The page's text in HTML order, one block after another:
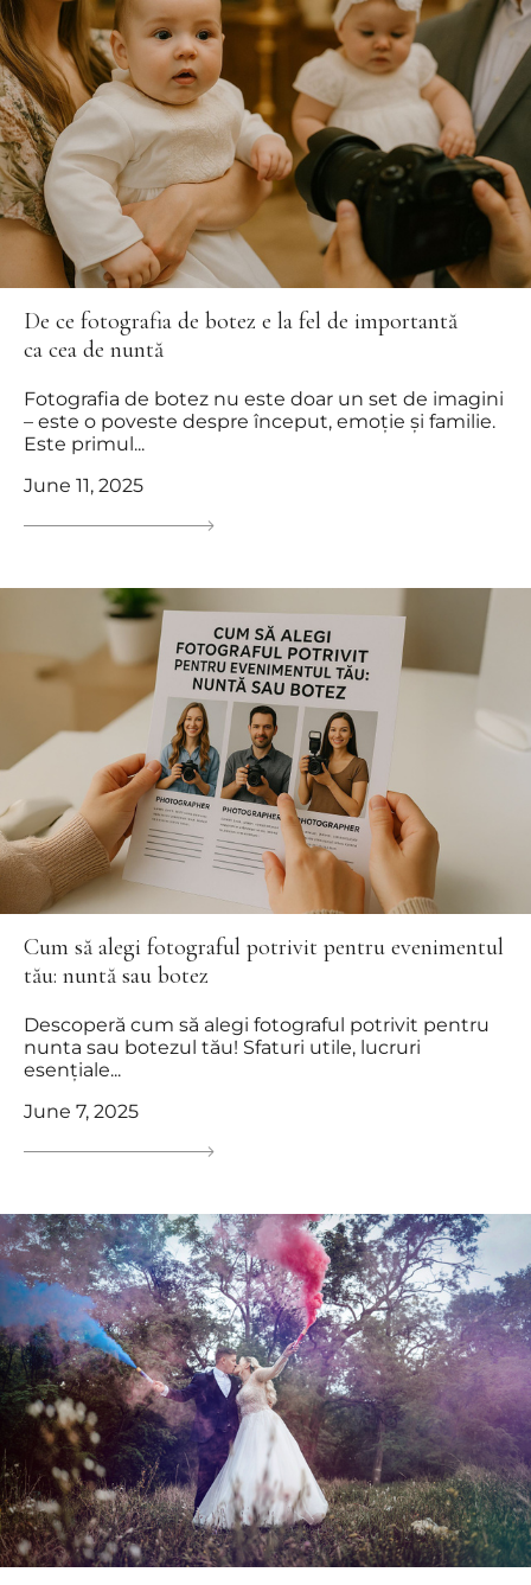
De ce fotografia de botez e la fel de importantă
ca cea de nuntă
Fotografia de botez nu este doar un set de imagini
– este o poveste despre început, emoție și familie.
Este primul...
June 11, 2025
Cum să alegi fotograful potrivit pentru evenimentul
tău: nuntă sau botez
Descoperă cum să alegi fotograful potrivit pentru
nunta sau botezul tău! Sfaturi utile, lucruri
esențiale...
June 7, 2025